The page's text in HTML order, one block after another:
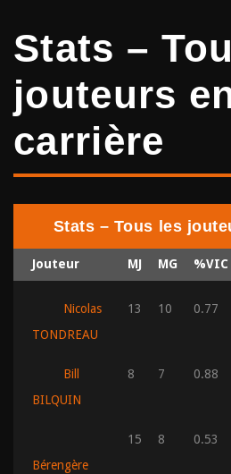
Stats –
jouteurs
carrière
Stats – Tous les
Jouteur MJ MG %VIC
Nicolas
TONDREAU
13 10 0.77
Bill
BILQUIN
8 7 0.88
Bérengère
15 8 0.53